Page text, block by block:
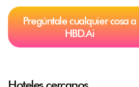
Pregúntale cualquier cosa a
HBD.Ai